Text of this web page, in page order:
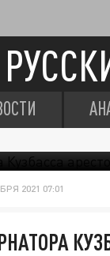
2021 07:01